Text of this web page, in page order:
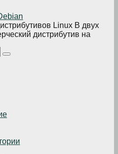
Linux В двух
дистрибутив на